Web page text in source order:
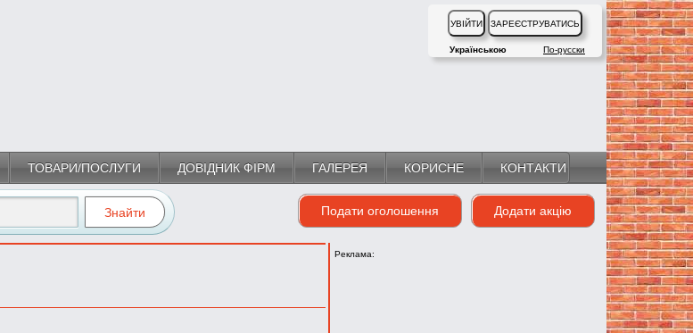
Українською По-русски
ТОВАРИ/ПОСЛУГИ ДОВІДНИК ФІРМ ГАЛЕРЕЯ КОРИСНЕ КОНТАКТИ
Додати акцію
Подати оголошення
Реклама: